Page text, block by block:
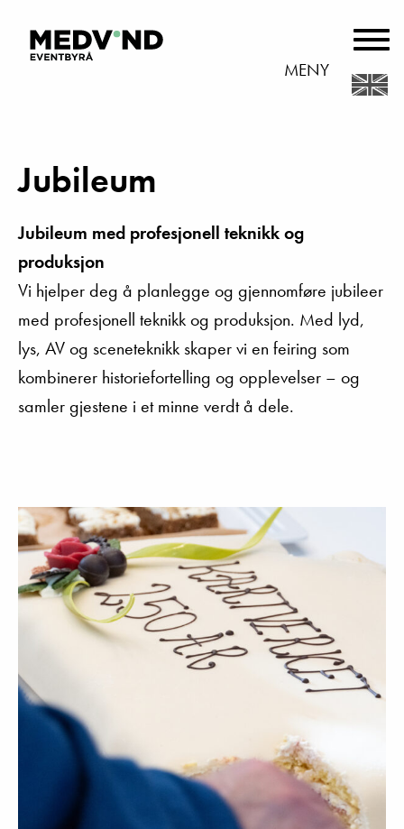
MENY
Jubileum
Jubileum med profesjonell teknikk og
produksjon
Vi hjelper deg å planlegge og gjennomføre jubileer
med profesjonell teknikk og produksjon. Med lyd,
lys, AV og sceneteknikk skaper vi en feiring som
kombinerer historiefortelling og opplevelser – og
samler gjestene i et minne verdt å dele.